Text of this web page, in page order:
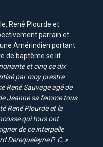
René Plourde et
parrain et
Amérindien portant
de baptême se lit
et cinq ce dix
par moy prestre
René Sauvage agé de
Jeanne sa femme tous
René Plourde et la
qui tous ont
de ce interpelle
Derequeleyne P. C. »